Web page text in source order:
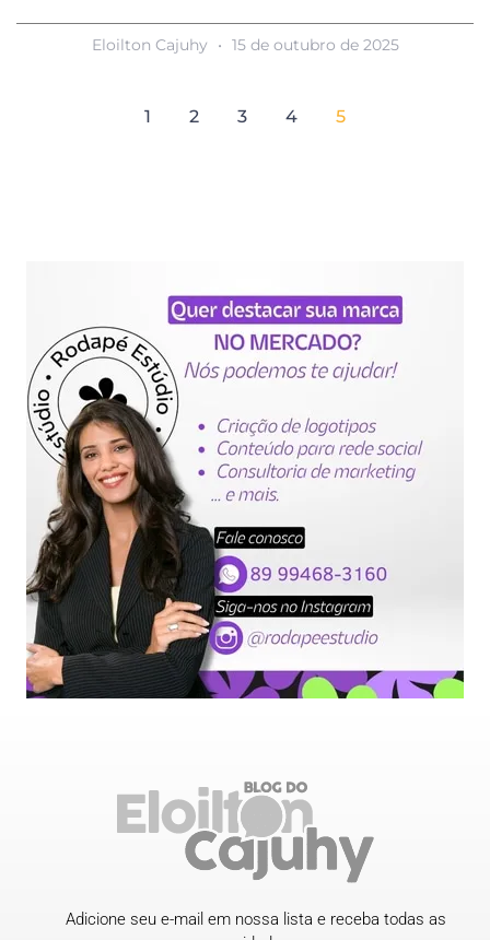
Eloilton Cajuhy 15 de outubro de 2025
1 2 3 4 5
Adicione seu e-mail em nossa lista e receba todas as